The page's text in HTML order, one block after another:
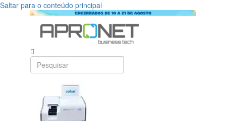
Saltar para o conteúdo principal